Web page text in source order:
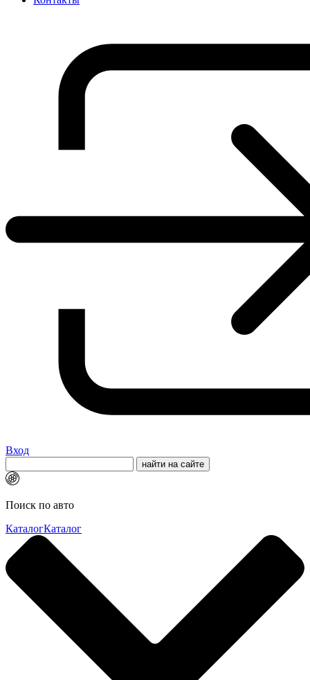
Вход
Поиск по авто
КаталогКаталог